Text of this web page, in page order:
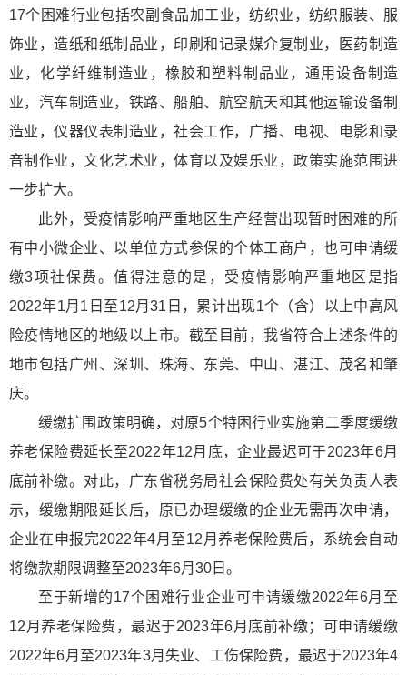
17个困难行业包括农副食品加工业，纺织业，纺织服装、服
饰业，造纸和纸制品业，印刷和记录媒介复制业，医药制造
业，化学纤维制造业，橡胶和塑料制品业，通用设备制造
业，汽车制造业，铁路、船舶、航空航天和其他运输设备制
造业，仪器仪表制造业，社会工作，广播、电视、电影和录
音制作业，文化艺术业，体育以及娱乐业，政策实施范围进
一步扩大。
此外，受疫情影响严重地区生产经营出现暂时困难的所
有中小微企业、以单位方式参保的个体工商户，也可申请缓
缴3项社保费。值得注意的是，受疫情影响严重地区是指
2022年1月1日至12月31日，累计出现1个（含）以上中高风
险疫情地区的地级以上市。截至目前，我省符合上述条件的
地市包括广州、深圳、珠海、东莞、中山、湛江、茂名和肇
庆。
缓缴扩围政策明确，对原5个特困行业实施第二季度缓缴
养老保险费延长至2022年12月底，企业最迟可于2023年6月
底前补缴。对此，广东省税务局社会保险费处有关负责人表
示，缓缴期限延长后，原已办理缓缴的企业无需再次申请，
企业在申报完2022年4月至12月养老保险费后，系统会自动
将缴款期限调整至2023年6月30日。
至于新增的17个困难行业企业可申请缓缴2022年6月至
12月养老保险费，最迟于2023年6月底前补缴；可申请缓缴
2022年6月至2023年3月失业、工伤保险费，最迟于2023年4